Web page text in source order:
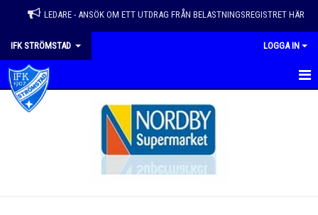
LEDARE - ANSÖK OM ETT UTDRAG FRÅN BELASTNINGSREGISTRET HÄR
IFK STRÖMSTAD LOGGA IN
HEM